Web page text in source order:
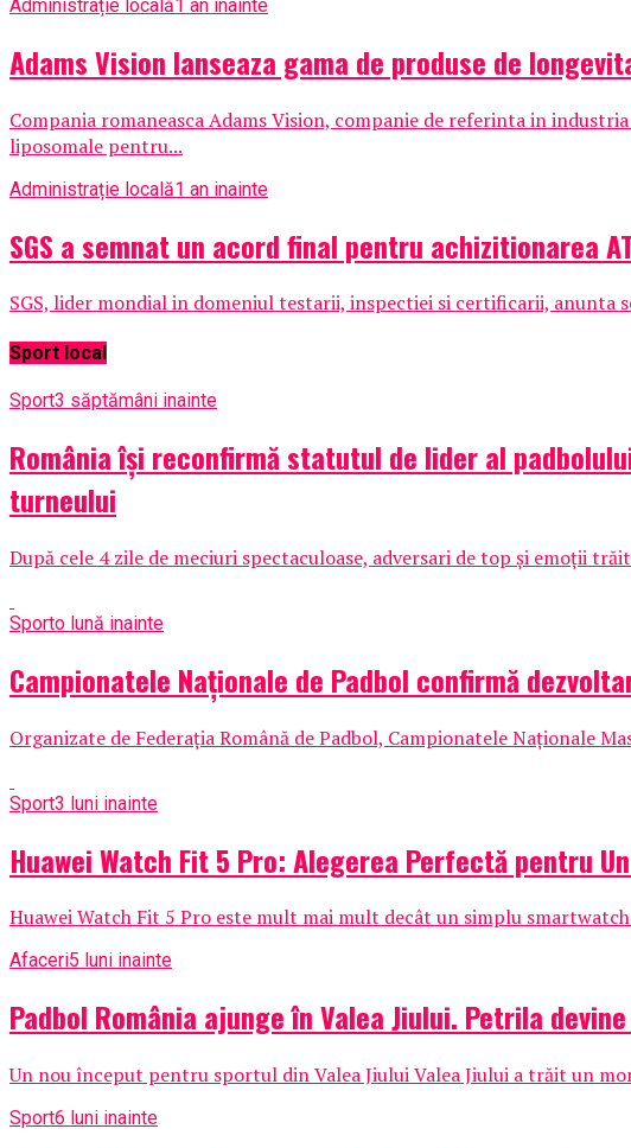
Administrație locală1 an inainte
Adams Vision lanseaza gama de produse de
Compania romaneasca Adams Vision, companie de referinta in
liposomale pentru...
Administrație locală1 an inainte
SGS a semnat un acord final pentru achizitionarea
SGS, lider mondial in domeniul testarii, inspectiei si certificarii,
Sport local
Sport3 săptămâni inainte
România își reconfirmă statutul de lider al
turneului
După cele 4 zile de meciuri spectaculoase, adversari de top și emoții
Sporto lună inainte
Campionatele Naționale de Padbol confirmă
Organizate de Federația Română de Padbol, Campionatele Naționale
Sport3 luni inainte
Huawei Watch Fit 5 Pro: Alegerea Perfectă pentru
Huawei Watch Fit 5 Pro este mult mai mult decât un simplu
Afaceri5 luni inainte
Padbol România ajunge în Valea Jiului. Petrila
Un nou început pentru sportul din Valea Jiului Valea Jiului a trăit un
Sport6 luni inainte